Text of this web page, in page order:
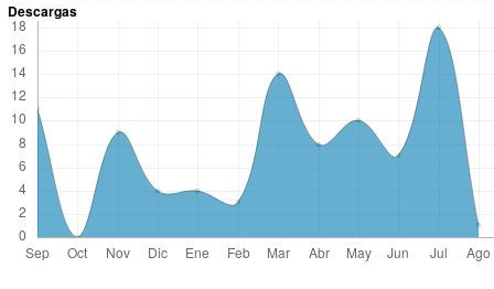
Descargas